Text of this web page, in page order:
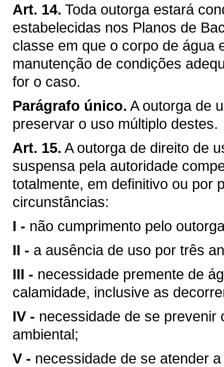
Art. 14. Toda outorga estará
estabelecidas nos Planos de
classe em que o corpo de água
manutenção de condições
for o caso.
Parágrafo único. A outorga de
preservar o uso múltiplo destes.
Art. 15. A outorga de direito de
suspensa pela autoridade
totalmente, em definitivo ou por
circunstâncias:
I - não cumprimento pelo
II - a ausência de uso por três
III - necessidade premente de
calamidade, inclusive as
IV - necessidade de se
ambiental;
V - necessidade de se atender